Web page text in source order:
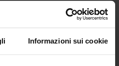
Informazioni sui cookie